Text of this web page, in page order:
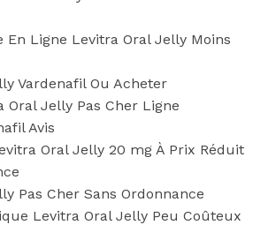
En Ligne Levitra Oral Jelly Moins
Vardenafil Ou Acheter
Oral Jelly Pas Cher Ligne
Avis
Oral Jelly 20 mg À Prix Réduit
Pas Cher Sans Ordonnance
Levitra Oral Jelly Peu Coûteux